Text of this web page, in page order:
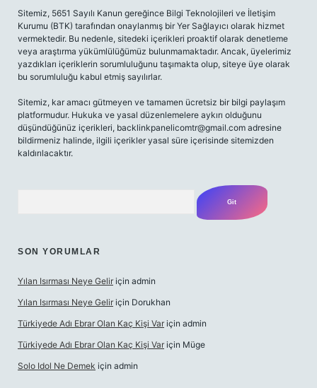
Sitemiz, 5651 Sayılı Kanun gereğince Bilgi Teknolojileri ve İletişim
Kurumu (BTK) tarafından onaylanmış bir Yer Sağlayıcı olarak hizmet
vermektedir. Bu nedenle, sitedeki içerikleri proaktif olarak denetleme
veya araştırma yükümlülüğümüz bulunmamaktadır. Ancak, üyelerimiz
yazdıkları içeriklerin sorumluluğunu taşımakta olup, siteye üye olarak
bu sorumluluğu kabul etmiş sayılırlar.
Sitemiz, kar amacı gütmeyen ve tamamen ücretsiz bir bilgi paylaşım
platformudur. Hukuka ve yasal düzenlemelere aykırı olduğunu
düşündüğünüz içerikleri, backlinkpanelicomtr@gmail.com adresine
bildirmeniz halinde, ilgili içerikler yasal süre içerisinde sitemizden
kaldırılacaktır.
SON YORUMLAR
Yılan Isırması Neye Gelir için admin
Yılan Isırması Neye Gelir için Dorukhan
Türkiyede Adı Ebrar Olan Kaç Kişi Var için admin
Türkiyede Adı Ebrar Olan Kaç Kişi Var için Müge
Solo Idol Ne Demek için admin